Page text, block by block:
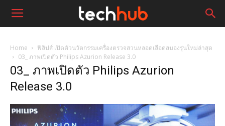
Home
ฟิลิปส์ เปิดตัวนวัตกรรมเครื่องตรวจสวนหลอดเลือดสมองรุ่นใหม่ล่าสุด
03_ ภาพเปิดตัว Philips Azurion Release 3.0
03_ ภาพเปิดตัว Philips Azurion
Release 3.0